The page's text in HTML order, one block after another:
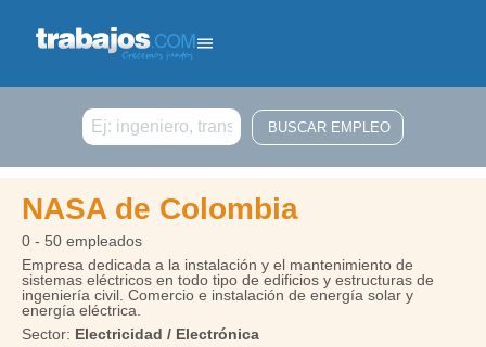
Buscar
NASA de Colombia
0 - 50 empleados
Empresa dedicada a la instalación y el mantenimiento de
sistemas eléctricos en todo tipo de edificios y estructuras de
ingeniería civil. Comercio e instalación de energía solar y
energía eléctrica.
Sector: Electricidad / Electrónica